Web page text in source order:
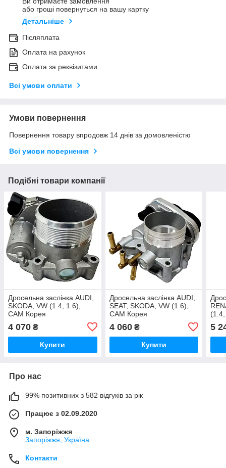
або гроші повернуться на вашу картку
Детальніше
Післяплата
Оплата на рахунок
Оплата за реквізитами
Всі умови оплати
Умови повернення
Повернення товару впродовж 14 днів за домовленістю
Всі умови повернення
Подібні товари компанії
Дросельна заслінка AUDI,
SKODA, VW (1.4, 1.6),
CAM Корея
4 070 ₴
Купити
Дросельна заслінка AUDI,
SEAT, SKODA, VW (1.6),
CAM Корея
4 060₴
Купити
5
Про нас
99% позитивних з 582 відгуків за рік
Працює з 02.09.2020
м. Запоріжжя
Запоріжжя, Україна
Контакти